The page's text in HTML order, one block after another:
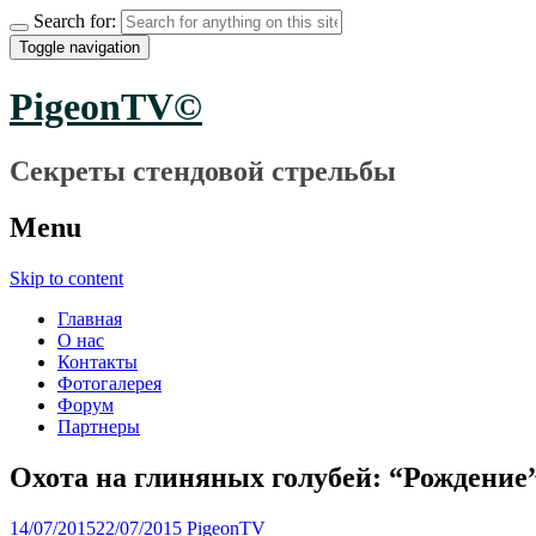
Search for:
Toggle navigation
PigeonTV©
Секреты стендовой стрельбы
Menu
Skip to content
Главная
О нас
Контакты
Фотогалерея
Форум
Партнеры
Охота на глиняных голубей:
14/07/201522/07/2015 PigeonTV